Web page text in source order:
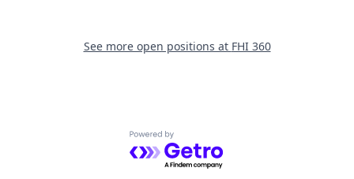
See more open positions at FHI 360
Powered by Getro.com